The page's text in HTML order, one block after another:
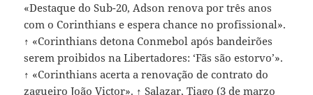
«Destaque do Sub-20, Adson renova por três anos
com o Corinthians e espera chance no profissional».
↑ «Corinthians detona Conmebol após bandeirões
serem proibidos na Libertadores: ‘Fãs são estorvo’».
↑ «Corinthians acerta a renovação de contrato do
zagueiro João Victor». ↑ Salazar, Tiago (3 de marzo